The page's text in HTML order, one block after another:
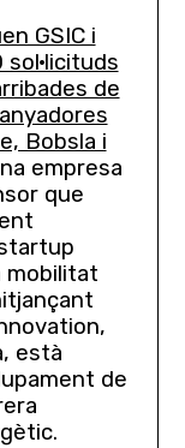
GSIC i
de
Bobsla i
empresa
que
mobilitat
està
de